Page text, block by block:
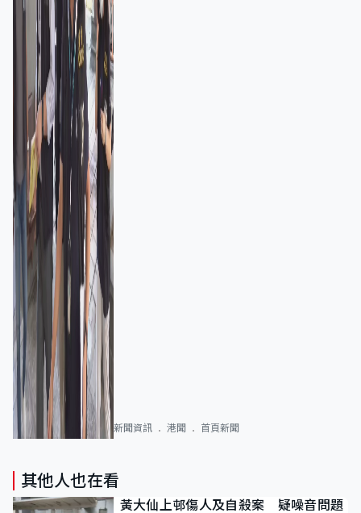
新聞資訊 港聞 首頁新聞
其他人也在看
黃大仙上邨傷人及自殺案 疑噪音問題